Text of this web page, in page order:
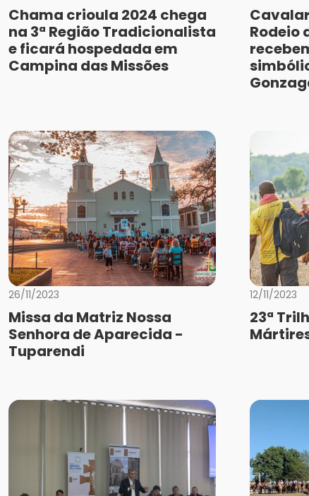
Chama crioula 2024 chega
na 3ª Região Tradicionalista
e ficará hospedada em
Campina das Missões
Rodeio
26/11/2023
Missa da Matriz Nossa
Senhora de Aparecida -
Tuparendi
12/11/2023
23ª